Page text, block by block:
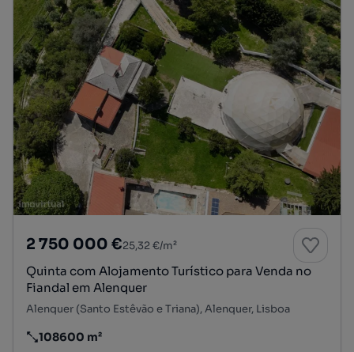
2 750 000 €25,32 €/m²
Quinta com Alojamento Turístico para Venda no
Fiandal em Alenquer
Alenquer (Santo Estêvão e Triana), Alenquer, Lisboa
Preço por metro quadrado
108600 m²